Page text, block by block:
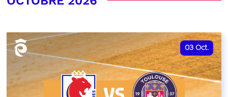
03 Oct.